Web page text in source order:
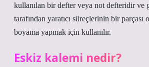
kullanılan bir defter veya not defteridir ve
tarafından yaratıcı süreçlerinin bir
boyama yapmak için kullanılır.
Eskiz kalemi nedir?